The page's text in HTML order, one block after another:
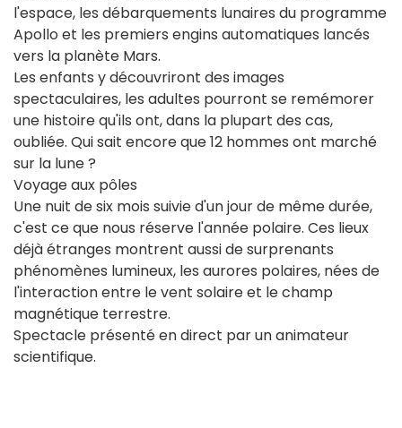
l'espace, les débarquements lunaires du programme
Apollo et les premiers engins automatiques lancés
vers la planète Mars.
Les enfants y découvriront des images
spectaculaires, les adultes pourront se remémorer
une histoire qu'ils ont, dans la plupart des cas,
oubliée. Qui sait encore que 12 hommes ont marché
sur la lune ?
Voyage aux pôles
Une nuit de six mois suivie d'un jour de même durée,
c'est ce que nous réserve l'année polaire. Ces lieux
déjà étranges montrent aussi de surprenants
phénomènes lumineux, les aurores polaires, nées de
l'interaction entre le vent solaire et le champ
magnétique terrestre.
Spectacle présenté en direct par un animateur
scientifique.